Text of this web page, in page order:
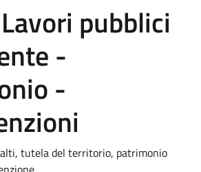
pubblici
-
-
tutela del territorio, patrimonio